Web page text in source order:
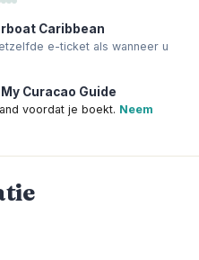
Caribbean
e-ticket als wanneer u
Curacao Guide
voordat je boekt. Neem